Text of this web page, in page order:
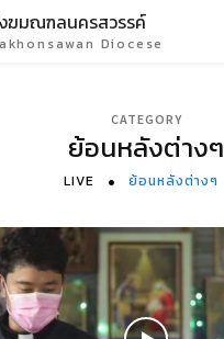
ฆมณฑลนครสวรรค์
Diocese
CATEGORY
ย้อนหลังต่างๆ
LIVE ย้อนหลังต่างๆ